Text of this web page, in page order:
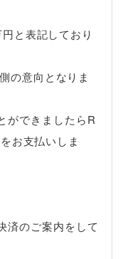
と表記しており
の意向となりま
ができましたらR
お支払いしま
済のご案内をして